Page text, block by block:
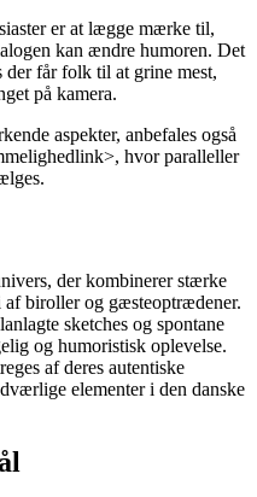
er at lægge mærke til,
kan ændre humoren. Det
der får folk til at grine mest,
på kamera.
aspekter, anbefales også
link>, hvor paralleller
der kombinerer stærke
biroller og gæsteoptrædener.
sketches og spontane
og humoristisk oplevelse.
af deres autentiske
elementer i den danske